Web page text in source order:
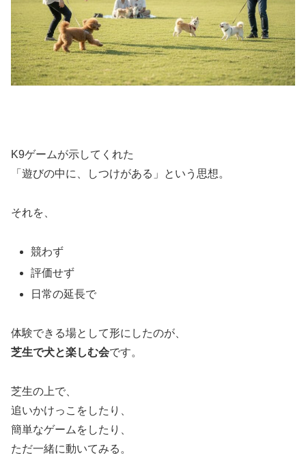
K9ゲームが示してくれた
「遊びの中に、しつけがある」という思想。
それを、
競わず
評価せず
日常の延長で
体験できる場として形にしたのが、
芝生で犬と楽しむ会です。
芝生の上で、
追いかけっこをしたり、
簡単なゲームをしたり、
ただ一緒に動いてみる。